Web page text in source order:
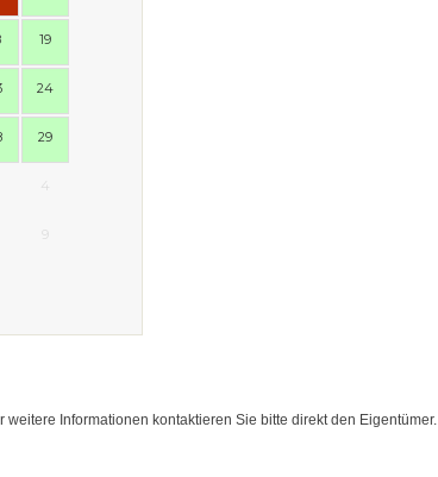
19
24
29
4
Informationen kontaktieren Sie bitte direkt den Eigentümer.